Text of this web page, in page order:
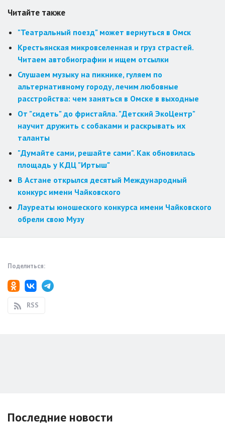
Читайте также
"Театральный поезд" может вернуться в Омск
Крестьянская микровселенная и груз страстей.
Читаем автобиографии и ищем отсылки
Слушаем музыку на пикнике, гуляем по
альтернативному городу, лечим любовные
расстройства: чем заняться в Омске в выходные
От "сидеть" до фристайла. "Детский ЭкоЦентр"
научит дружить с собаками и раскрывать их
таланты
"Думайте сами, решайте сами". Как обновилась
площадь у КДЦ "Иртыш"
В Астане открылся десятый Международный
конкурс имени Чайковского
Лауреаты юношеского конкурса имени Чайковского
обрели свою Музу
Поделиться:
RSS
Последние новости